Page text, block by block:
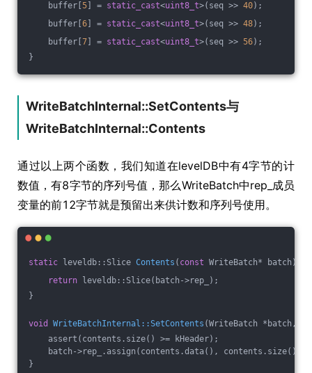
buffer[ 5 ] = static_cast<uint8_t>(seq >> 40);
buffer[ 6 ] = static_cast<uint8_t>(seq >> 48);
buffer[ 7 ] = static_cast<uint8_t>(seq >> 56);
}
WriteBatchInternal::SetContents与
WriteBatchInternal::Contents
通过以上两个函数，我们知道在levelDB中有4字节的计
数值，有8字节的序列号值，那么WriteBatch中rep_成员
变量的前12字节就是预留出来供计数和序列号使用。
static leveldb::Slice Contents ( const WriteBatch* batch)
return leveldb::Slice(batch->rep_);
}
void WriteBatchInternal::SetContents (WriteBatch *batch,
assert(contents.size() >= kHeader);
batch->rep_.assign(contents.data(), contents.size());
}